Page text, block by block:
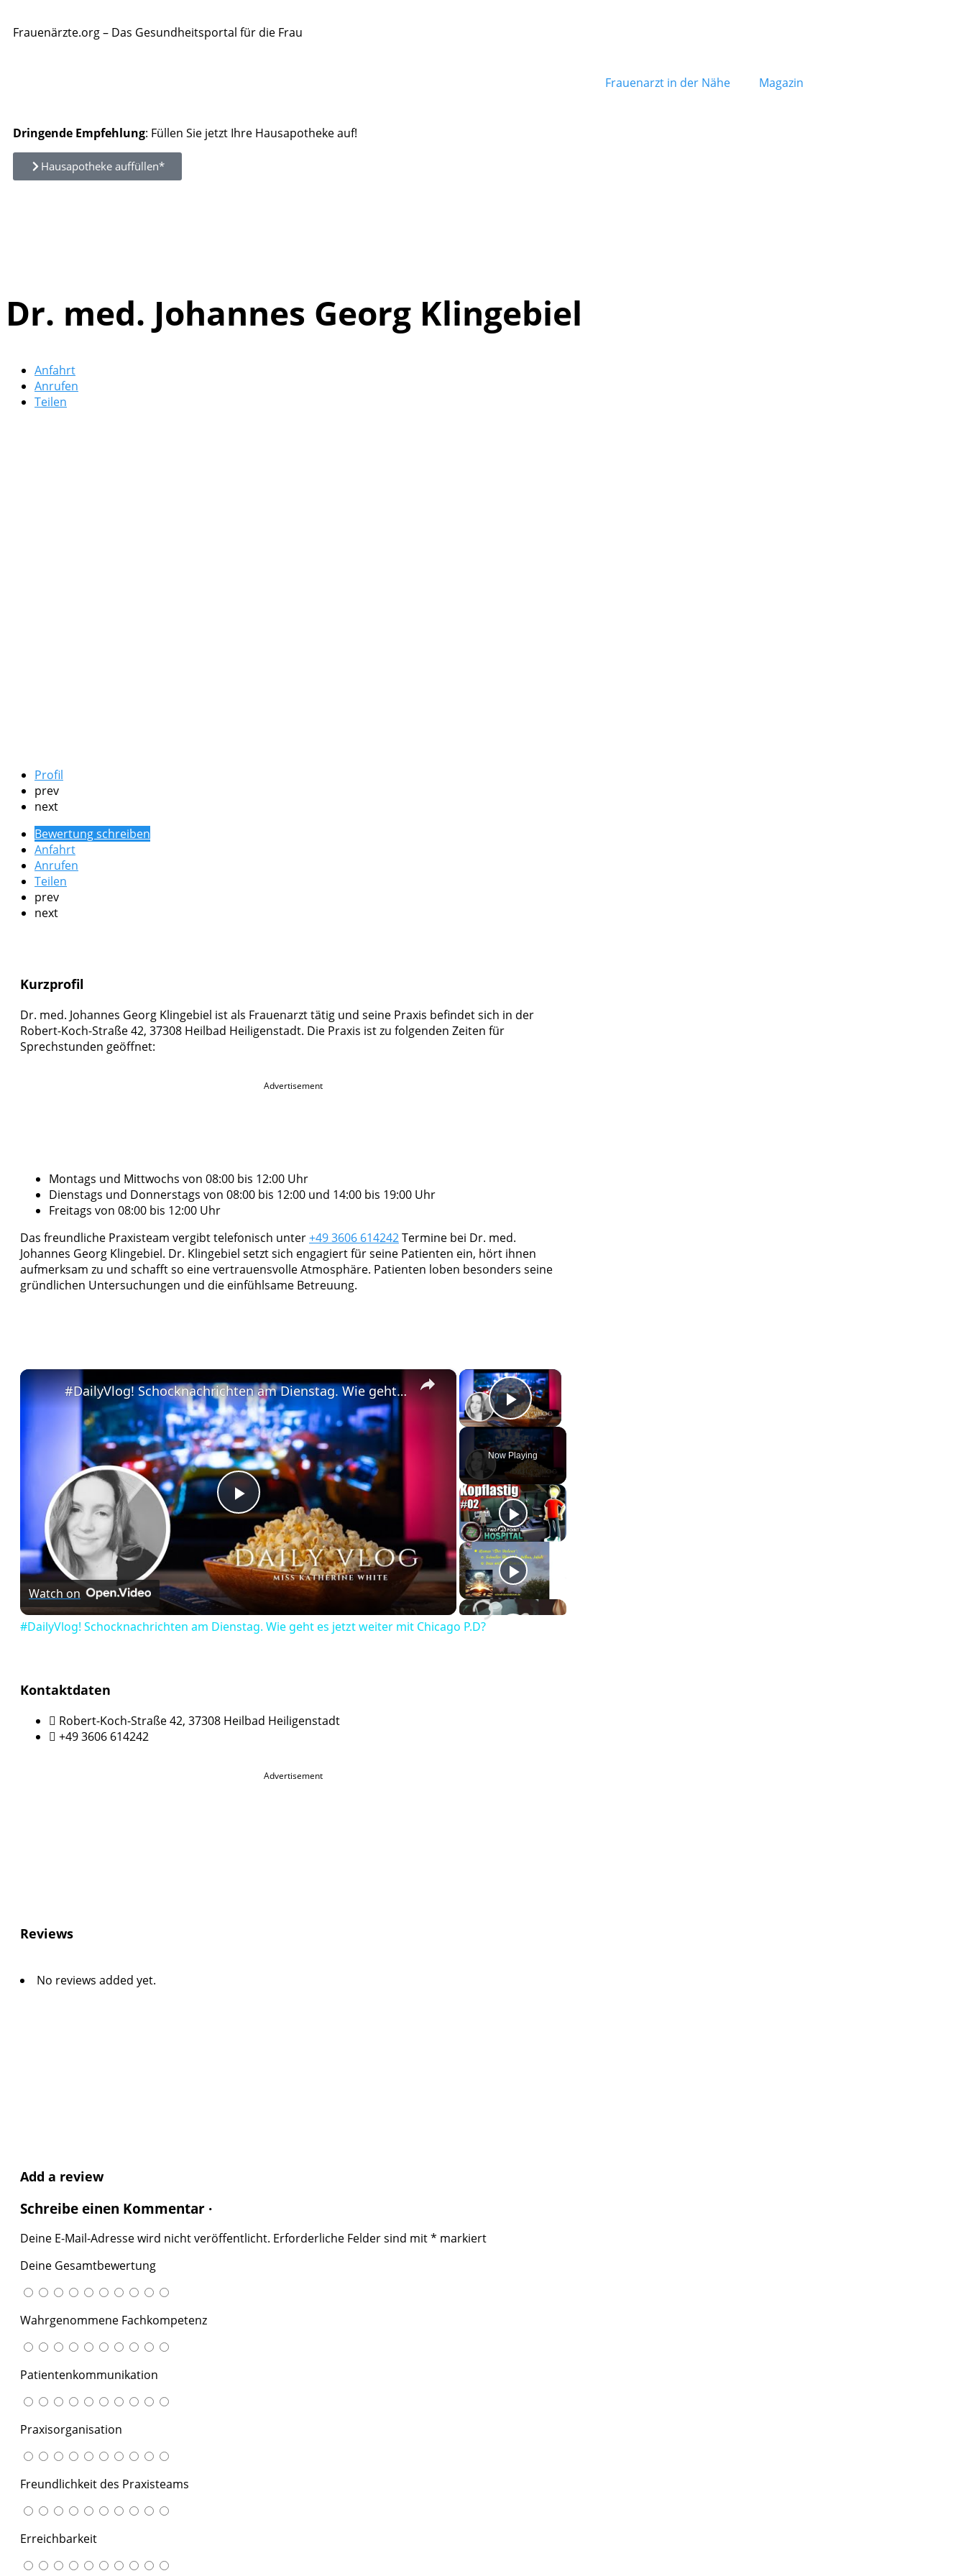
Frauenärzte.org – Das Gesundheitsportal für die Frau
Frauenarzt in der Nähe Magazin
Dringende Empfehlung: Füllen Sie jetzt Ihre Hausapotheke auf!
Hausapotheke auffüllen*
Dr. med. Johannes Georg Klingebiel
Anfahrt
Anrufen
Teilen
Profil
prev
next
Bewertung schreiben
Anfahrt
Anrufen
Teilen
prev
next
Kurzprofil
Dr. med. Johannes Georg Klingebiel ist als Frauenarzt tätig und seine Praxis befindet sich in der
Robert-Koch-Straße 42, 37308 Heilbad Heiligenstadt. Die Praxis ist zu folgenden Zeiten für
Sprechstunden geöffnet:
Advertisement
Montags und Mittwochs von 08:00 bis 12:00 Uhr
Dienstags und Donnerstags von 08:00 bis 12:00 und 14:00 bis 19:00 Uhr
Freitags von 08:00 bis 12:00 Uhr
Das freundliche Praxisteam vergibt telefonisch unter+49 3606 614242Termine bei Dr. med.
Johannes Georg Klingebiel. Dr. Klingebiel setzt sich engagiert für seine Patienten ein, hört ihnen
aufmerksam zu und schafft so eine vertrauensvolle Atmosphäre. Patienten loben besonders seine
gründlichen Untersuchungen und die einfühlsame Betreuung.
×
Play Video
Now Playing
×
Play
Video
#DailyVlog! Schocknachrichten am Dienstag. Wie geht es jetzt weiter mit Chicago P.D?
Watch on
#DailyVlog! Schocknachrichten am Dienstag. Wie geht es jetzt weiter mit Chicago P.D?
Kontaktdaten
Robert-Koch-Straße 42, 37308 Heilbad Heiligenstadt
+49 3606 614242
Advertisement
Reviews
No reviews added yet.
Add a review
Schreibe einen Kommentar ·
Deine E-Mail-Adresse wird nicht veröffentlicht. Erforderliche Felder sind mit* markiert
Deine Gesamtbewertung
Wahrgenommene Fachkompetenz
Patientenkommunikation
Praxisorganisation
Freundlichkeit des Praxisteams
Erreichbarkeit